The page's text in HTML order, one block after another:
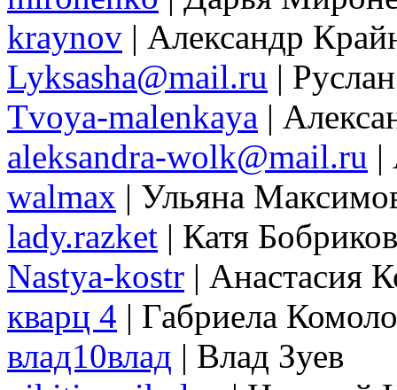
kraynov | Александр
Lyksasha@mail.ru |
Tvoya-malenkaya |
aleksandra-wolk@mail.ru |
walmax | Ульяна
lady.razket | Катя
Nastya-kostr | Анастасия
кварц 4 | Габриела
влад10влад | Влад Зуев